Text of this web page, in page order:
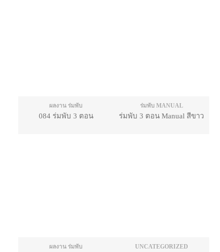
ผลงาน ร่มพับ
084 ร่มพับ 3 ตอน
ร่มพับ MANUAL
ร่มพับ 3 ตอน Manual สีขาว
ผลงาน ร่มพับ UNCATEGORIZED